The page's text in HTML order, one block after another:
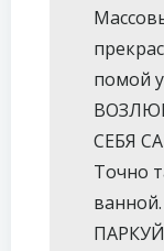
помой
СЕБЯ
Точно
ванной.